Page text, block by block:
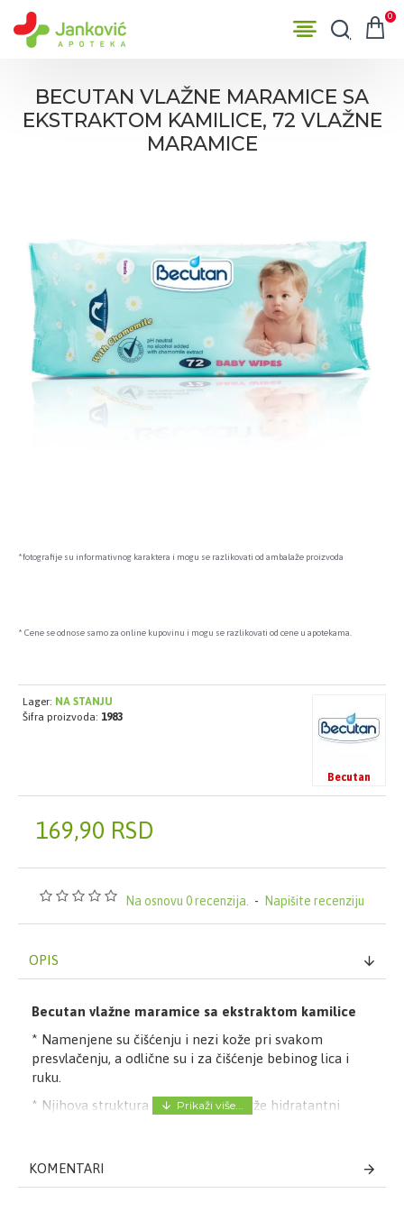
0
BECUTAN VLAŽNE MARAMICE SA
EKSTRAKTOM KAMILICE, 72 VLAŽNE
MARAMICE
*fotografije su informativnog karaktera i mogu se razlikovati od ambalaže proizvoda
* Cene se odnose samo za online kupovinu i mogu se razlikovati od cene u apotekama.
Na osnovu 0 recenzija. - Napišite recenziju
169,90 RSD
Lager: NA STANJU
Šifra proizvoda: 1983
Becutan
OPIS
Becutan vlažne maramice sa ekstraktom kamilice
* Namenjene su čišćenju i nezi kože pri svakom
presvlačenju, a odlične su i za čišćenje bebinog lica i
ruku.
* Njihova struktura je mekana i sadrže hidratantni
površini kože koji hrani i održava kožu čistom i
KOMENTARI